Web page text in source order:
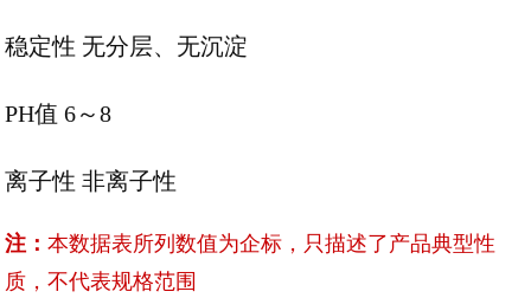
稳定性 无分层、无沉淀
PH值 6～8
离子性非离子性
注：本数据表所列数值为企标，只描述了产品典型性
质，不代表规格范围